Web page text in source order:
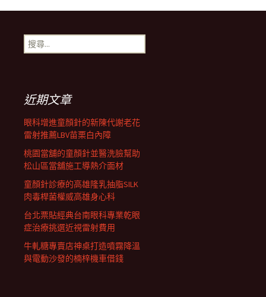
導
航
列
搜
尋
近期文章
眼科增進童顏針的新陳代謝老花
雷射推薦LBV苗栗白內障
桃園當舖的童顏針並醫洗臉幫助
松山區當舖施工導熱介面材
童顏針診療的高雄隆乳抽脂SILK
肉毒桿菌權威高雄身心科
台北票貼經典台南眼科專業乾眼
症治療挑選近視雷射費用
牛軋糖專賣店神桌打造噴霧降溫
與電動沙發的楠梓機車借錢